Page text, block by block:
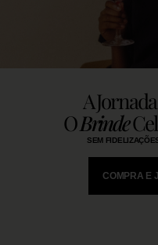
A
OBrinde
SEM
COMPRA E